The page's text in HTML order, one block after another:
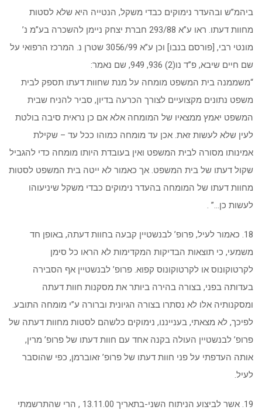
ביהמ”ש ובהעדר נימוקים כבדי משקל, הנטייה היא שלא לסטות
מחוות דעתו. ראו ע”א 293/88 חברת יצחק ניימן להשכרה בע”מ נ’
מונטי רבי, [פורסם בנבו] וכן ע”א 3056/99 שטרן נ. המרכז הרפואי על
שם חיים שיבא, פ”ד נו(2) 936, 949, שם נאמר:
“משממנה בית המשפט מומחה על מנת שחוות דעתו תספק לבית
משפט נתונים מקצועיים לצורך הכרעה בדיון, סביר להניח שבית
המשפט יאמץ ממצאיו של המומחה אלא אם כן נראית סיבה בולטת
לעין שלא לעשות זאת. אכן עד מומחה כמוהו ככל עד – שקילת
אמינותו מסורה לבית המשפט ואין בעובדת היותו מומחה כדי להגביל
שקול דעתו של בית המשפט. אך כאמור לא ייטה בית המשפט לסטות
מחוות דעתו של המומחה בהעדר נימוקים כבדי משקל שיניעוהו
לעשות כן…” .
18. כאמור לעיל, פרופ’ לבנשטיין קבעה בחוות דעתה, באופן חד
משמעי, כי תוצאות הבדיקות המקדימות לא הראו כל סימן
לקרטוקונוס או לקרטוקונוס קפוא. פרופ’ לבנשטיין אף הסבירה
בעדותה בפני, בצורה בהירה ביותר את מסקנות חוות דעתה
ומסקנותיה אלו לא נסתרו בצורה הגיונית וברורה ע”י מומחה התובע.
לפיכך, לא מצאתי, בענייננו, נימוקים כלשהם לסטות מחוות דעתה של
פרופ’ לבנשטיין העולה בקנה אחד עם חוות דעתו של פרופ’ מרין,
אותה העדפתי על פני חוות דעתו של פרופ’ זאוברמן, כפי שהוסבר
לעיל.
19. אשר לביצוע הניתוח השני-בתאריך 13.11.00 , הרי שהתרשמתי